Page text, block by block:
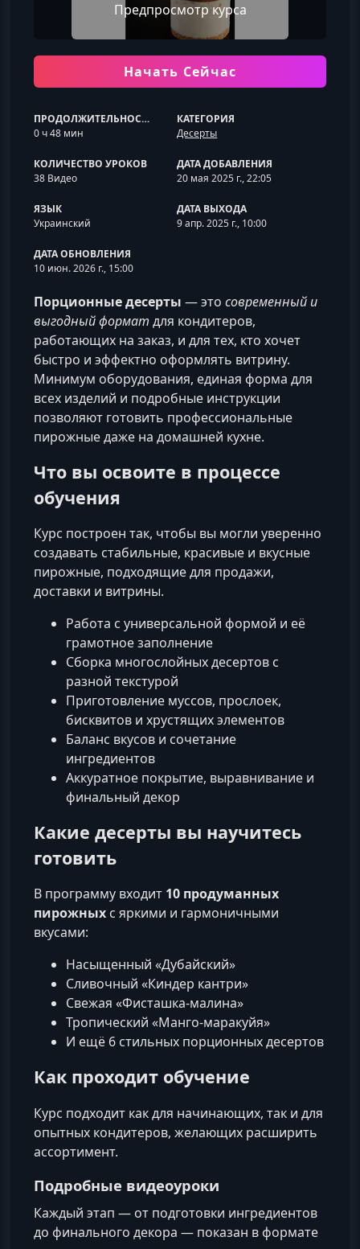
Предпросмотр курса
Начать Сейчас
ПРОДОЛЖИТЕЛЬНОСТЬ
0 ч 48 мин
КАТЕГОРИЯ
Десерты
КОЛИЧЕСТВО УРОКОВ
38 Видео
ДАТА ДОБАВЛЕНИЯ
20 мая 2025 г., 22:05
ЯЗЫК
Украинский
ДАТА ВЫХОДА
9 апр. 2025 г., 10:00
ДАТА ОБНОВЛЕНИЯ
10 июн. 2026 г., 15:00
Порционные десерты — это современный и
выгодный формат для кондитеров,
работающих на заказ, и для тех, кто хочет
быстро и эффектно оформлять витрину.
Минимум оборудования, единая форма для
всех изделий и подробные инструкции
позволяют готовить профессиональные
пирожные даже на домашней кухне.
Что вы освоите в процессе
обучения
Курс построен так, чтобы вы могли уверенно
создавать стабильные, красивые и вкусные
пирожные, подходящие для продажи,
доставки и витрины.
Работа с универсальной формой и её
грамотное заполнение
Сборка многослойных десертов с
разной текстурой
Приготовление муссов, прослоек,
бисквитов и хрустящих элементов
Баланс вкусов и сочетание
ингредиентов
Аккуратное покрытие, выравнивание и
финальный декор
Какие десерты вы научитесь
готовить
В программу входит 10 продуманных
пирожных с яркими и гармоничными
вкусами:
Насыщенный «Дубайский»
Сливочный «Киндер кантри»
Свежая «Фисташка-малина»
Тропический «Манго-маракуйя»
И ещё 6 стильных порционных десертов
Как проходит обучение
Курс подходит как для начинающих, так и для
опытных кондитеров, желающих расширить
ассортимент.
Подробные видеоуроки
Каждый этап — от подготовки ингредиентов
до финального декора — показан в формате